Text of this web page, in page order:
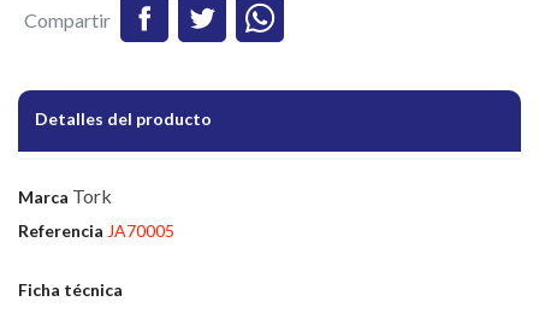
Compartir
Detalles del producto
Marca Tork
Referencia JA70005
Ficha técnica